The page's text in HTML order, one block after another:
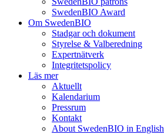
SwedenBIO Award
Om SwedenBIO
Stadgar och dokument
Styrelse & Valberedning
Expertnätverk
Integritetspolicy
Läs mer
Aktuellt
Kalendarium
Pressrum
Kontakt
About SwedenBIO in English